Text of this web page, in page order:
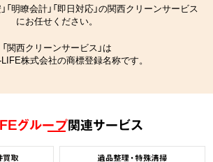
「明瞭会計」「即日対応」の関西クリーンサービス
にお任せください。
「関西クリーンサービス」は
株式会社の商標登録名称です。
グループ関連サービス